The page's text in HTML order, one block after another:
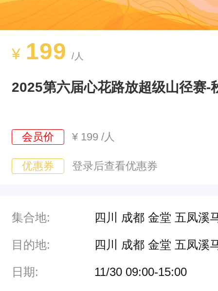
¥ 199 /人
2025第六届心花路放超级山径赛-
会员价 ¥ 199 /人
优惠券 登录后查看优惠券
集合地: 四川 成都 金堂 五凤溪
目的地: 四川 成都 金堂 五凤溪
日期: 11/30 09:00-15:00